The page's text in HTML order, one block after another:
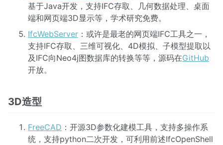
基于Java开发，支持IFC存取、几何数据处理、桌面
端和网页端3D显示等，学术研究免费。
IfcWebServer ：或许是最老的网页端IFC工具之一，
支持IFC存取、三维可视化、4D模拟、子模型提取以
及IFC向Neo4j图数据库的转换等等，源码在GitHub
开放。
3D造型
FreeCAD ：开源3D参数化建模工具，支持多操作系
统，支持python二次开发，可利用前述IfcOpenShell